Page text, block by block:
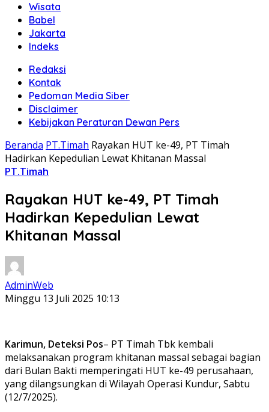
Wisata
Babel
Jakarta
Indeks
Redaksi
Kontak
Pedoman Media Siber
Disclaimer
Kebijakan Peraturan Dewan Pers
Beranda PT.Timah Rayakan HUT ke-49, PT Timah
Hadirkan Kepedulian Lewat Khitanan Massal
PT.Timah
Rayakan HUT ke-49, PT Timah
Hadirkan Kepedulian Lewat
Khitanan Massal
AdminWeb
Minggu 13 Juli 2025 10:13
Karimun, Deteksi Pos– PT Timah Tbk kembali
melaksanakan program khitanan massal sebagai bagian
dari Bulan Bakti memperingati HUT ke-49 perusahaan,
yang dilangsungkan di Wilayah Operasi Kundur, Sabtu
(12/7/2025).